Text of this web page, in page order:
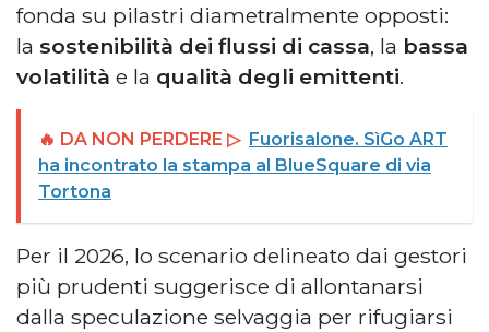
fonda su pilastri diametralmente opposti:
la sostenibilità dei flussi di cassa, la bassa
volatilità e la qualità degli emittenti.
🔥 DA NON PERDERE ▷ Fuorisalone. SìGo ART
ha incontrato la stampa al BlueSquare di via
Tortona
Per il 2026, lo scenario delineato dai gestori
più prudenti suggerisce di allontanarsi
dalla speculazione selvaggia per rifugiarsi